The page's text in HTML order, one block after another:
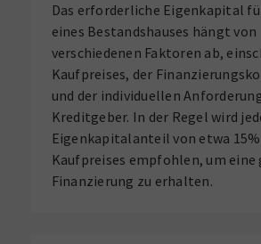
Das erforderliche Eigenkapital
eines Bestandshauses hängt von
verschiedenen Faktoren ab,
Kaufpreises, der
und der individuellen
Kreditgeber. In der Regel wird
Eigenkapitalanteil von etwa 15%
Kaufpreises empfohlen, um eine
Finanzierung zu erhalten.